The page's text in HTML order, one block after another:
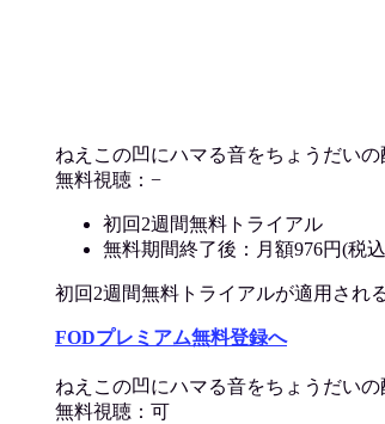
ねえこの凹にハマる音をちょうだいの
無料視聴：−
初回2週間無料トライアル
無料期間終了後：月額976円(税
初回2週間無料トライアルが適用され
FODプレミアム無料登録へ
ねえこの凹にハマる音をちょうだい
無料視聴：可